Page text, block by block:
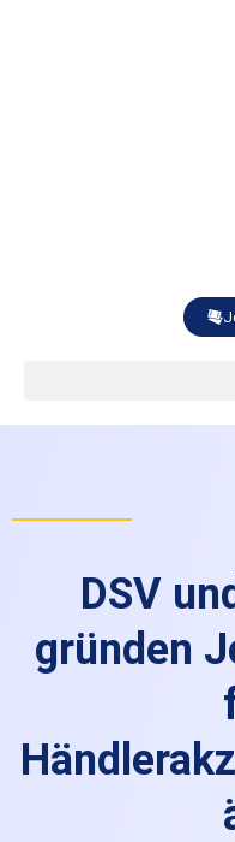
DSV
gründen